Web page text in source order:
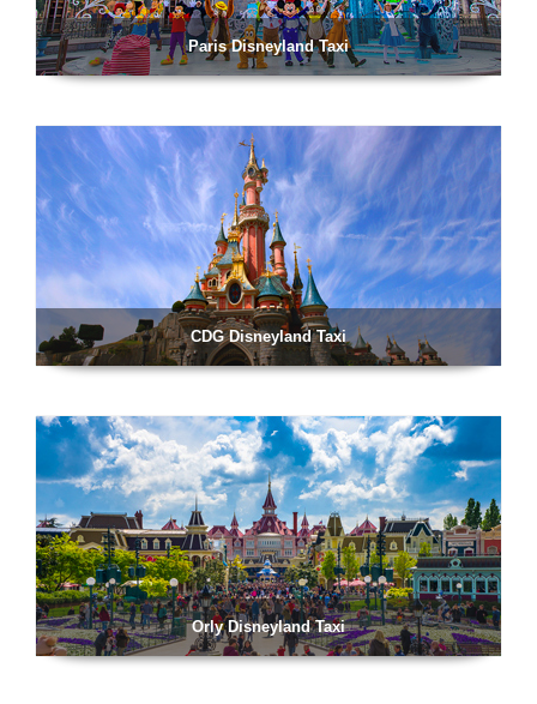
Paris Disneyland Taxi
CDG Disneyland Taxi
Orly Disneyland Taxi